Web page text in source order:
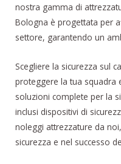
nostra gamma di
Bologna è progettata per
settore, garantendo un
Scegliere la sicurezza sul
proteggere la tua squadra
soluzioni complete per la
inclusi dispositivi di
noleggi attrezzature da
sicurezza e nel successo